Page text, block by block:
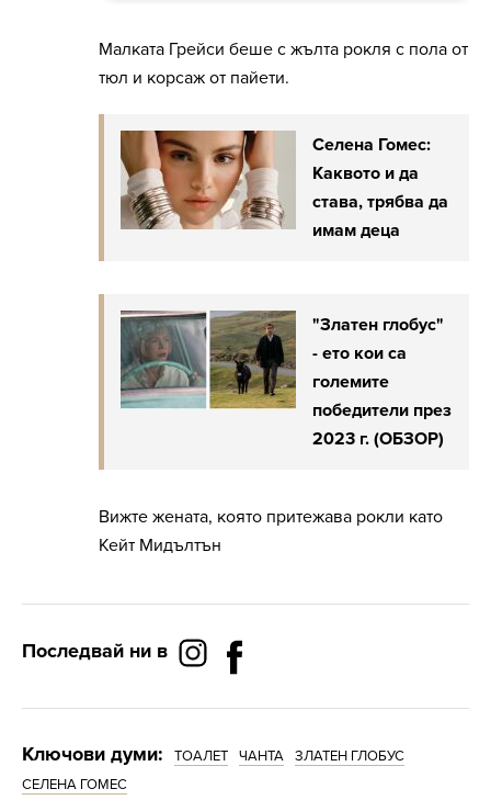
Малката Грейси беше с жълта рокля с пола от
тюл и корсаж от пайети.
Селена Гомес:
Каквото и да
става, трябва да
имам деца
"Златен глобус"
- ето кои са
големите
победители през
2023 г. (ОБЗОР)
Вижте жената, която притежава рокли като
Кейт Мидълтън
Последвай ни в
Ключови думи: ТОАЛЕТ ЧАНТА
ЗЛАТЕН ГЛОБУС
СЕЛЕНА ГОМЕС